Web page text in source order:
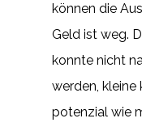
können die
Geld ist weg.
konnte nicht
werden,
potenzial wie